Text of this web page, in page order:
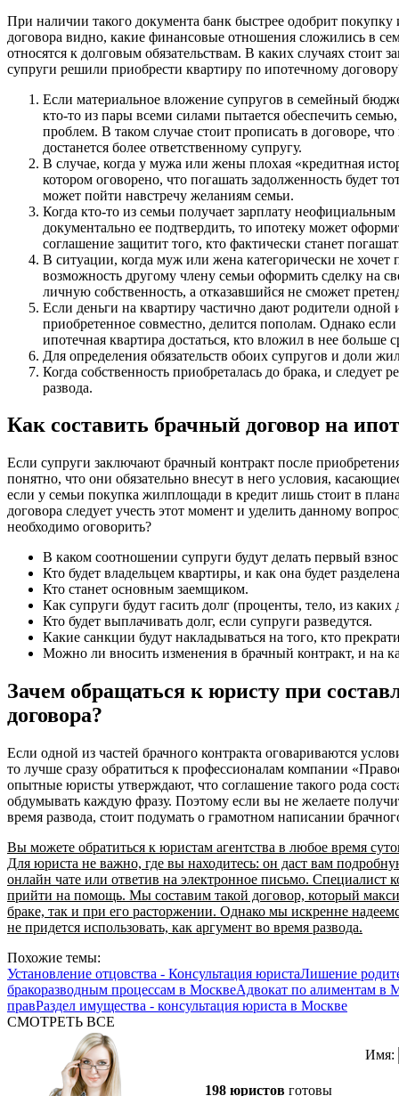
При наличии такого документа банк быстрее одобрит
договора видно, какие финансовые отношения сложились в
относятся к долговым обязательствам. В каких случаях стоит
супруги решили приобрести квартиру по ипотечному
Если материальное вложение супругов в семейный
кто-то из пары всеми силами пытается обеспечить
проблем. В таком случае стоит прописать в договоре, что
достанется более ответственному супругу.
В случае, когда у мужа или жены плохая «кредитная
котором оговорено, что погашать задолженность будет
может пойти навстречу желаниям семьи.
Когда кто-то из семьи получает зарплату
документально ее подтвердить, то ипотеку может
соглашение защитит того, кто фактически станет
В ситуации, когда муж или жена категорически не хочет
возможность другому члену семьи оформить сделку на
личную собственность, а отказавшийся не сможет
Если деньги на квартиру частично дают родители одной
приобретенное совместно, делится пополам. Однако
ипотечная квартира достаться, кто вложил в нее больше
Для определения обязательств обоих супругов и доли
Когда собственность приобреталась до брака, и следует
развода.
Как составить брачный договор на
Если супруги заключают брачный контракт после
понятно, что они обязательно внесут в него условия,
если у семьи покупка жилплощади в кредит лишь стоит в
договора следует учесть этот момент и уделить данному
необходимо оговорить?
В каком соотношении супруги будут делать первый
Кто будет владельцем квартиры, и как она будет
Кто станет основным заемщиком.
Как супруги будут гасить долг (проценты, тело, из
Кто будет выплачивать долг, если супруги разведутся.
Какие санкции будут накладываться на того, кто
Можно ли вносить изменения в брачный контракт, и на
Зачем обращаться к юристу при
договора?
Если одной из частей брачного контракта оговариваются
то лучше сразу обратиться к профессионалам компании
опытные юристы утверждают, что соглашение такого рода
обдумывать каждую фразу. Поэтому если вы не желаете
время развода, стоит подумать о грамотном написании
Вы можете обратиться к юристам агентства в любое время
Для юриста не важно, где вы находитесь: он даст вам
онлайн чате или ответив на электронное письмо. Специалист
прийти на помощь. Мы составим такой договор, который
браке, так и при его расторжении. Однако мы искренне
не придется использовать, как аргумент во время развода.
Похожие темы:
Установление отцовства - Консультация юристаЛишение
бракоразводным процессам в МосквеАдвокат по алиментам в
правРаздел имущества - консультация юриста в Москве
СМОТРЕТЬ ВСЕ
198 юристов готовы
Имя: